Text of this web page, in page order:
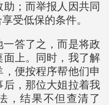
；而举报人因共同
受低保的条件。
答了之，而是将政
上。同时，我了解
便按程序帮他们申
，那位大姐拉着我
，结果不但查清了